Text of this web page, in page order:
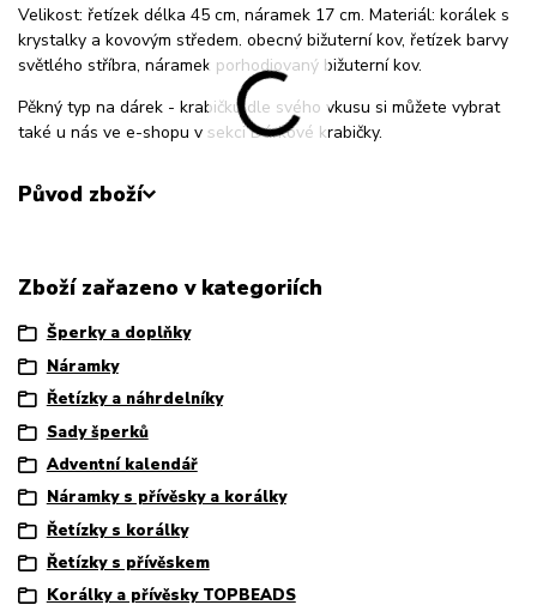
Velikost: řetízek délka 45 cm, náramek 17 cm. Materiál: korálek s
krystalky a kovovým středem, obecný bižuterní kov, řetízek barvy
světlého stříbra, náramek porhodiovaný bižuterní kov.
Pěkný typ na dárek - krabičku dle svého vkusu si můžete vybrat
také u nás ve e-shopu v sekci Dárkové krabičky.
Původ zboží
Zboží zařazeno v kategoriích
Šperky a doplňky
Náramky
Řetízky a náhrdelníky
Sady šperků
Adventní kalendář
Náramky s přívěsky a korálky
Řetízky s korálky
Řetízky s přívěskem
Korálky a přívěsky TOPBEADS